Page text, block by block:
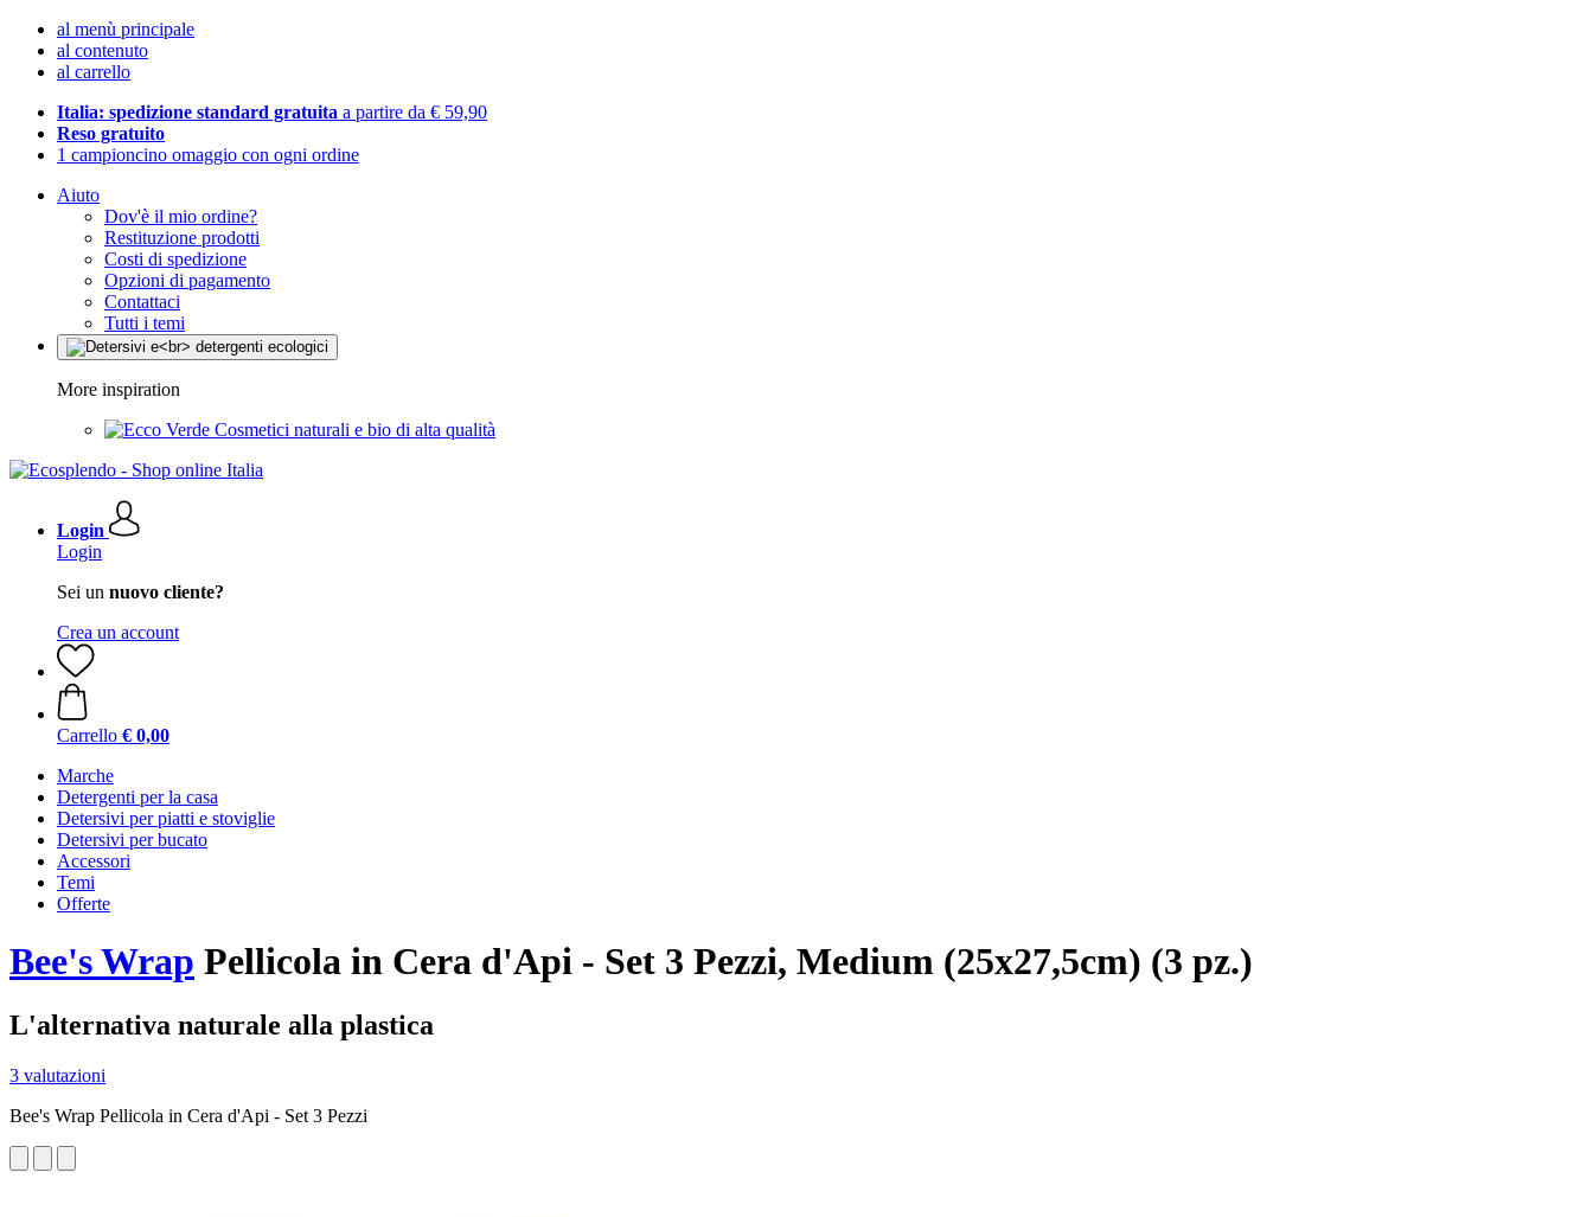
al menù principale
al contenuto
al carrello
Italia: spedizione standard gratuita a partire da € 59,90
Reso gratuito
1 campioncino omaggio con ogni ordine
Aiuto
Dov'è il mio ordine?
Restituzione prodotti
Costi di spedizione
Opzioni di pagamento
Contattaci
Tutti i temi
More inspiration
Cosmetici naturali e bio di alta qualità
Login
Login
Sei un nuovo cliente?
Crea un account
Carrello € 0,00
Marche
Detergenti per la casa
Detersivi per piatti e stoviglie
Detersivi per bucato
Accessori
Temi
Offerte
Bee's Wrap Pellicola in Cera d'Api - Set 3 Pezzi, Medium (25x27,5cm) (3 pz.)
L'alternativa naturale alla plastica
3 valutazioni
Bee's Wrap Pellicola in Cera d'Api - Set 3 Pezzi